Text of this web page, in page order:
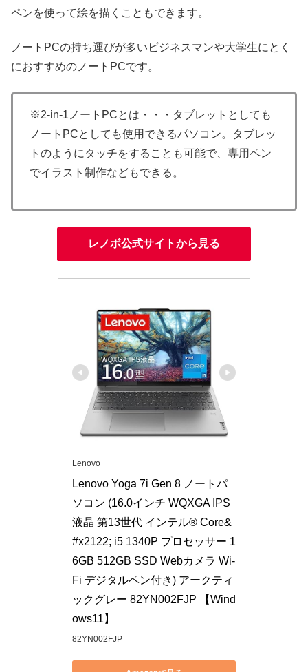
ペンを使って絵を描くこともできます。
ノートPCの持ち運びが多いビジネスマンや大学生にとく
におすすめのノートPCです。
※2-in-1ノートPCとは・・・タブレットとしても
ノートPCとしても使用できるパソコン。タブレッ
トのようにタッチをすることも可能で、専用ペン
でイラスト制作などもできる。
レノボ公式サイトから見る
Lenovo
Lenovo Yoga 7i Gen 8 ノートパ
ソコン (16.0インチ WQXGA IPS
液晶 第13世代 インテル® Core&
#x2122; i5 1340P プロセッサー 1
6GB 512GB SSD Webカメラ Wi-
Fi デジタルペン付き) アークティ
ックグレー 82YN002FJP 【Wind
ows11】
82YN002FJP